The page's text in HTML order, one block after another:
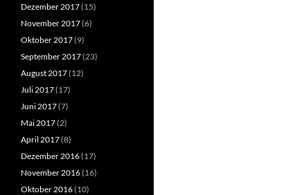
Dezember 2017(15)
November 2017(6)
Oktober 2017(9)
September 2017(23)
August 2017(12)
Juli 2017(17)
Juni 2017(7)
Mai 2017(2)
April 2017(8)
Dezember 2016(17)
November 2016(16)
Oktober 2016(10)